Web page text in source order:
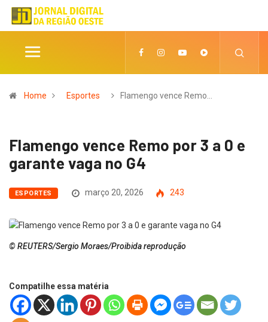
Home Esportes Flamengo vence Remo…
Flamengo vence Remo por 3 a 0 e
garante vaga no G4
ESPORTES março 20, 2026 243
© REUTERS/Sergio Moraes/Proibida reprodução
Compatilhe essa matéria